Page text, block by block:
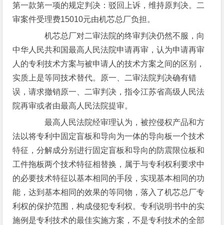
第一款第一项的规定判决：驳回上诉，维持原判决。二
审案件受理费15010元由机芯总厂负担。
机芯总厂对二审法院的终审判决仍然不服，向
中华人民共和国最高人民法院申请再审，认为申请再审
人的专利技术方案与被申请人的技术方案之间的区别，
实质上是等同技术替代。原一、二审法院判决确有错
误，请求撤销原一、二审判决，指令江苏省高级人民法
院再审或者由最高人民法院提审。
最高人民法院经审理认为，被控侵权产品和方
法以将专利中固定盲板和导向为一体的导向板一个技术
特征，分解成分别进行固定盲板和导向的防震限位板和
工件拖板两个技术特征相替换，属于与专利权利要求中
的必要技术特征以基本相同的手段，实现基本相同的功
能，达到基本相同的效果的等同物，落入了机芯总厂专
利权的保护范围，构成侵犯专利权。专利说明书中的实
施例是专利技术的最佳实施方案，不是专利技术的全部